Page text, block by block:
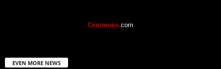
Севлиево .com
EVEN MORE NEWS